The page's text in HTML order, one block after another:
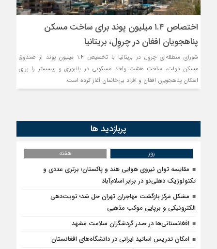
اختصاص ۱.۴ میلیون پوند برای ساخت مسکن
پناهجویان افغان در چروِل، بریتانیا
شورای منطقه‌ای چروِل در بریتانیا با تخصیص ۱.۴ میلیون پوند از صندوق
مسکن دولت، ساخت هشت واحد مسکونی در بانبوری و بیسستر را برای
اسکان پناهجویان افغان و افراد بی‌خانمان آغاز کرده است.
پربازدید ها
روز
هفته
مقایسه توان نیروی هوایی هند و پاکستان؛ برتری عددی و
تکنولوژیک دهلی‌نو در برابر اسلام‌آباد
مشکل مرکز بازگشت مهاجران تهران حل شد؛ نوبت‌دهی
الکترونیکی و برپایی موکب مذهبی
افغانستانی‌ها در صدر گردشگران سلامت مشهد
امکان تدریس اساتید ایرانی در دانشگاه‌های افغانستان